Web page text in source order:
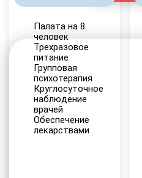
Палата на 8
человек
Трехразовое
питание
Групповая
психотерапия
Круглосуточное
наблюдение
врачей
Обеспечение
лекарствами